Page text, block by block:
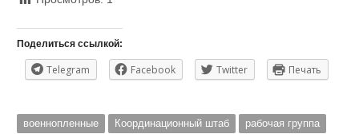
Поделиться ссылкой:
Telegram Facebook Twitter Печать
военнопленные Координационный штаб рабочая группа